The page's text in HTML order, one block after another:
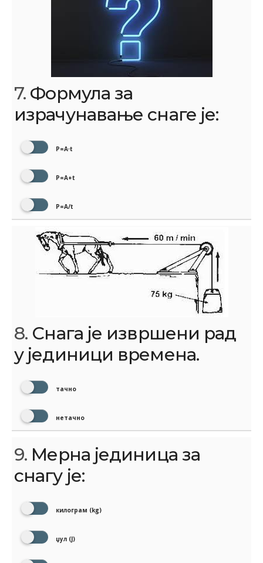
7. Формула за
израчунавање снаге је:
P=A∙t
P=A+t
P=A/t
8. Снага је извршени рад
у јединици времена.
тачно
нетачно
9. Мерна јединица за
снагу је:
килограм (kg)
џул (Ј)